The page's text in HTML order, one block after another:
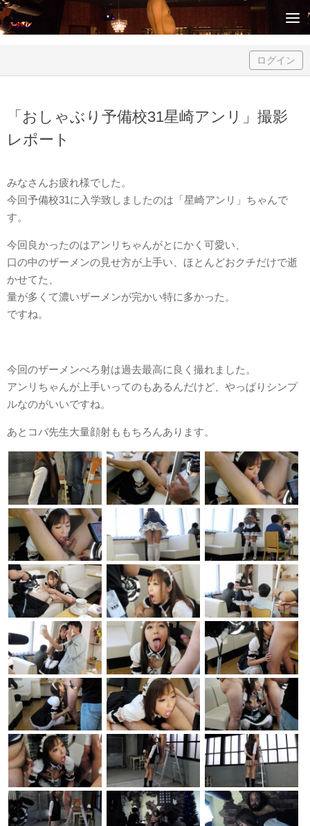
Skip to content
ログイン
「おしゃぶり予備校31星崎アンリ」撮影
レポート
みなさんお疲れ様でした。
今回予備校31に入学致しましたのは「星崎アンリ」ちゃんで
す。
今回良かったのはアンリちゃんがとにかく可愛い、
口の中のザーメンの見せ方が上手い、ほとんどおクチだけで逝
かせてた、
量が多くて濃いザーメンが完かい特に多かった。
ですね。
今回のザーメンべろ射は過去最高に良く撮れました。
アンリちゃんが上手いってのもあるんだけど、やっぱりシンプ
ルなのがいいですね。
あとコバ先生大量顔射ももちろんあります。